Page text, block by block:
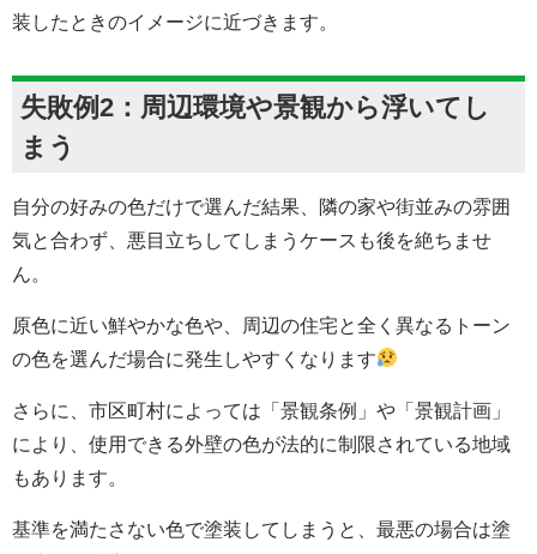
装したときのイメージに近づきます。
失敗例2：周辺環境や景観から浮いてし
まう
自分の好みの色だけで選んだ結果、隣の家や街並みの雰囲
気と合わず、悪目立ちしてしまうケースも後を絶ちませ
ん。
原色に近い鮮やかな色や、周辺の住宅と全く異なるトーン
の色を選んだ場合に発生しやすくなります
さらに、市区町村によっては「景観条例」や「景観計画」
により、使用できる外壁の色が法的に制限されている地域
もあります。
基準を満たさない色で塗装してしまうと、最悪の場合は塗